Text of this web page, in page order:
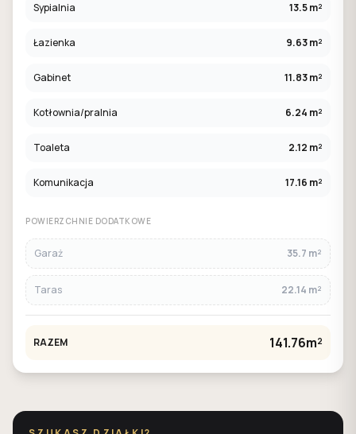
Sypialnia 13.5 m²
Łazienka 9.63 m²
Gabinet 11.83 m²
Kotłownia/pralnia 6.24 m²
Toaleta 2.12 m²
Komunikacja 17.16 m²
POWIERZCHNIE DODATKOWE
Garaż 35.7 m²
Taras 22.14 m²
RAZEM 141.76m²